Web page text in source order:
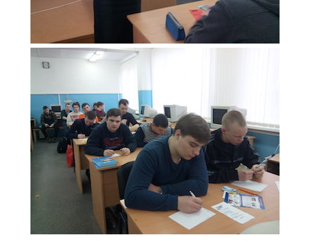
ВОСПИТАТЕЛЬНАЯ РАБОТА
Безопасность на железной дороге
ГТО
Информационная безопасность
Информация для детей-сирот
Памятные даты военной истории
Пожарная безопасность
Программа воспитания
Противодействие терроризму
Профилактическая работа